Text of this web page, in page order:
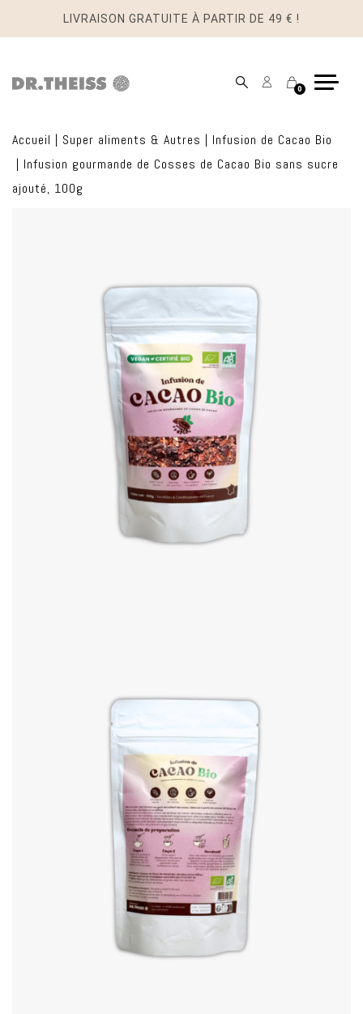
LIVRAISON GRATUITE À PARTIR DE 49 € !
MonPanier
0
Accueil | Super aliments & Autres | Infusion de Cacao Bio
| Infusion gourmande de Cosses de Cacao Bio sans sucre
ajouté, 100g